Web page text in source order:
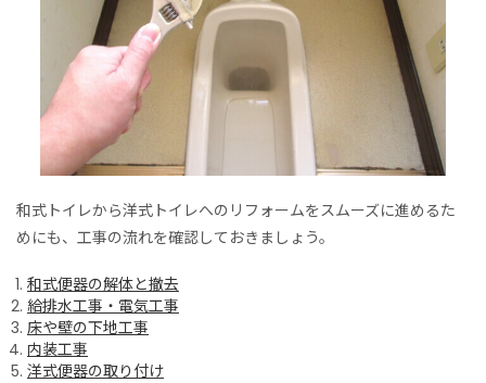
和式トイレから洋式トイレへのリフォームをスムーズに進めるた
めにも、工事の流れを確認しておきましょう。
和式便器の解体と撤去
給排水工事・電気工事
床や壁の下地工事
内装工事
洋式便器の取り付け